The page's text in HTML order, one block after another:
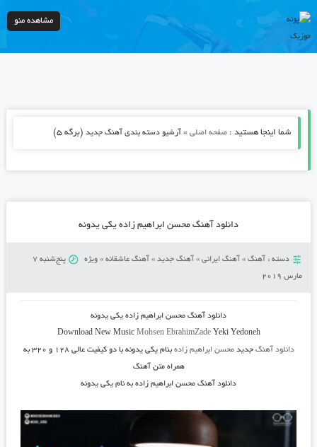
مشاهده منو
شما اینجا هستید : صفحه اصلی» آرشیو دسته بندی آهنگ جدید(برگه 5)
دانلود آهنگ محسن ابراهیم زاده یکی یدونه
دسته : آهنگ» آهنگ ایرانی» آهنگ جدید» آهنگ عاشقانه» ویژه
پنج‌شنبه 7
مارس 2019
دانلود آهنگ محسن ابراهیم زاده یکی یدونه
Download New Music Mohsen EbrahimZadeYeki Yedoneh
دانلود آهنگ جدیدمحسن ابراهیم زاده بنام یکی یدونه
با دو کیفیت عالی ۱۲۸ و ۳۲۰ به
همراه متن آهنگ
دانلود آهنگ محسن ابراهیم زاده به نام یکی یدونه